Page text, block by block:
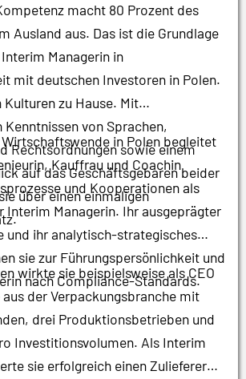
macht 80 Prozent des
Ausland aus. Das ist die Grundlage
Managerin in
mit deutschen Investoren in Polen.
Kulturen zu Hause. Mit
von Sprachen,
Rechtsordnungen sowie einem
auf das Geschäftsgebaren beider
über einen einmaligen
in Polen begleitet
Kauffrau und Coachin
und Kooperationen als
Interim Managerin. Ihr ausgeprägter
und ihr analytisch-strategisches
sie zur Führungspersönlichkeit und
nach Compliance-Standards.
wirkte sie beispielsweise als CEO
der Verpackungsbranche mit
drei Produktionsbetrieben und
Investitionsvolumen. Als Interim
sie erfolgreich einen Zulieferer